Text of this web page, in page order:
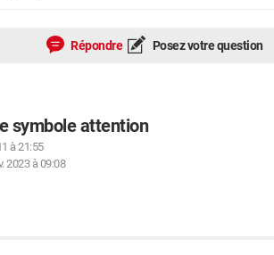
Répondre Posez votre question
symbole attention
à 21:55
2023 à 09:08